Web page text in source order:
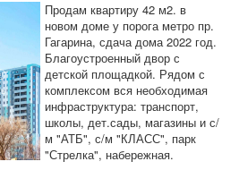
Продам квартиру 42 м2. в
новом доме у порога метро пр.
Гагарина, сдача дома 2022 год.
Благоустроенный двор с
детской площадкой. Рядом с
комплексом вся необходимая
инфраструктура: транспорт,
школы, дет.сады, магазины и с/
м "АТБ", с/м "КЛАСС", парк
"Стрелка", набережная.